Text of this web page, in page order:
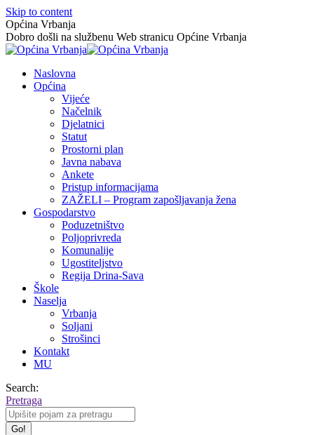
Skip to content
Općina Vrbanja
Dobro došli na službenu Web stranicu Općine Vrbanja
Naslovna
Općina
Vijeće
Načelnik
Djelatnici
Statut
Prostorni plan
Javna nabava
Ankete
Pristup informacijama
ZAŽELI – Program zapošljavanja žena
Gospodarstvo
Poduzetništvo
Poljoprivreda
Komunalije
Ugostiteljstvo
Regija Drina-Sava
Škole
Naselja
Vrbanja
Soljani
Strošinci
Kontakt
MU
Search:
Pretraga